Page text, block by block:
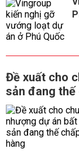
Đề xuất cho
sản đang thế